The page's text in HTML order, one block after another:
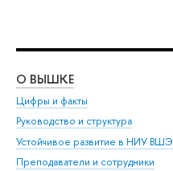
О ВЫШКЕ
Цифры и факты
Руководство и структура
Устойчивое развитие в НИУ ВШЭ
Преподаватели и сотрудники